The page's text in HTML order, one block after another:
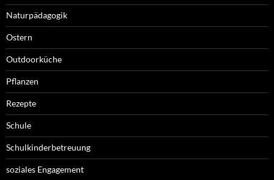
Naturpädagogik
Ostern
Outdoorküche
Pflanzen
Rezepte
Schule
Schulkinderbetreuung
soziales Engagement